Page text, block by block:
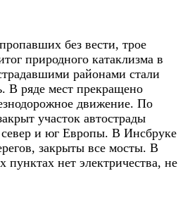
без вести, трое
природного катаклизма в
районами стали
В ряде мест прекращено
движение. По
участок автострады
и юг Европы. В Инсбруке
закрыты все мосты. В
пунктах нет электричества, не